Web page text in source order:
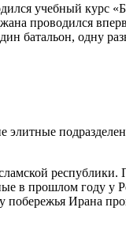
учебный курс
проводился
батальон, одну
элитные
республики.
в прошлом году у
Ирана